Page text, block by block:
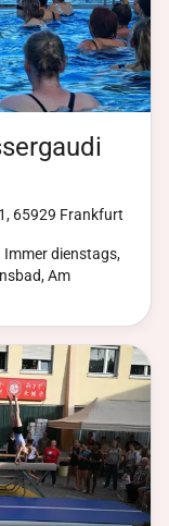
65929 Frankfurt
dienstags,
Am